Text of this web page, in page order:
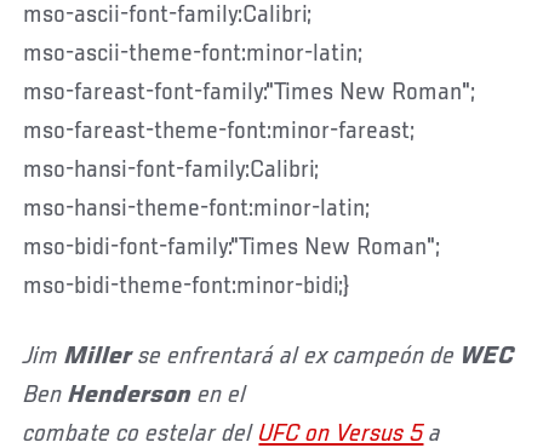
mso-ascii-font-family:Calibri;
mso-ascii-theme-font:minor-latin;
mso-fareast-font-family:"Times New Roman";
mso-fareast-theme-font:minor-fareast;
mso-hansi-font-family:Calibri;
mso-hansi-theme-font:minor-latin;
mso-bidi-font-family:"Times New Roman";
mso-bidi-theme-font:minor-bidi;}
JimMillerse enfrentará al ex campeón de WEC
BenHenderson en el
combate co estelar del UFC on Versus 5a